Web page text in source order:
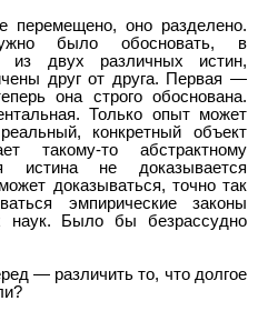
перемещено, оно разделено.
было обосновать, в
из двух различных истин,
друг от друга. Первая —
она строго обоснована.
Только опыт может
конкретный объект
такому-то абстрактному
истина не доказывается
доказываться, точно так
эмпирические законы
наук. Было бы безрассудно
— различить то, что долгое